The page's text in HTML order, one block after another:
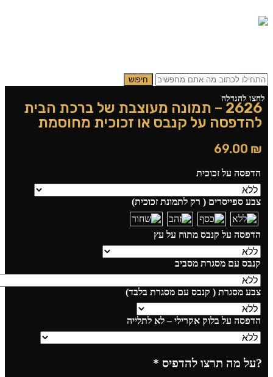
חיפוש
2626 – תמונה מעוצבת של ברכת הבית
להדפסה על קנבס או זכוכית מחוסמת
69.00 ₪
הדפסה על זכוכית
צבע ספייסרים ( רק לתמונת זכוכית)
הדפסה על קנבס מתוח על עץ
קנבס עם מסגרת מסביב
צבע מסגרת ( קנבס עם מסגרת בלבד)
הדפסה על בלוק אקרילי – לא לתלייה
?על מה תרצו להדפיס *
לחצו להגדלה